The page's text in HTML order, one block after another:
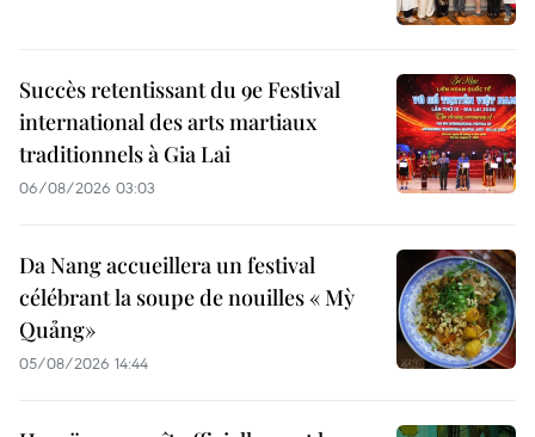
Succès retentissant du 9e Festival
international des arts martiaux
traditionnels à Gia Lai
06/08/2026 03:03
Da Nang accueillera un festival
célébrant la soupe de nouilles « Mỳ
Quảng»
05/08/2026 14:44